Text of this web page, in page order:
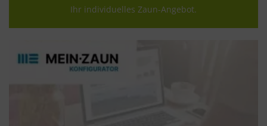
Ihr individuelles Zaun-Angebot.